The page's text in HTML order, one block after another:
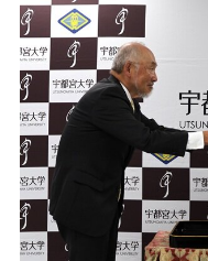
データサイエンス
ヒストリカルゾーン
その他の施設案内
TOP
消費生活協同組合
経済支援
奨学金制度
取得可能な免許・資
福利厚生・環境
共同教育学部出前授
工学部出前授業分野
農学部 出前授業分野
国際学部講演テーマ
共同教育学部講演テ
工学部講演テーマ一
農学部講演テーマ一
受験生ポータルサイト
入試情報
アドミッション・ポ
在学生の方
行事・学習
宇都宮大学教務ポー
学生生活便利帳
留学生の方